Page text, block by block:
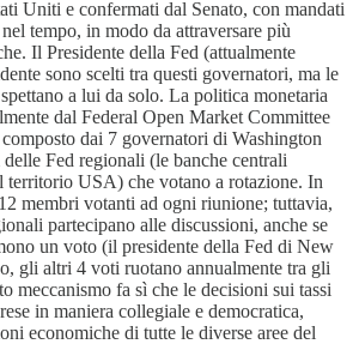
Uniti e confermati dal Senato, con mandati
tempo, in modo da attraversare più
Il Presidente della Fed (attualmente
sono scelti tra questi governatori, ma le
a lui da solo. La politica monetaria
dal Federal Open Market Committee
dai 7 governatori di Washington
Fed regionali (le banche centrali
territorio USA) che votano a rotazione. In
membri votanti ad ogni riunione; tuttavia,
partecipano alle discussioni, anche se
un voto (il presidente della Fed di New
gli altri 4 voti ruotano annualmente tra gli
meccanismo fa sì che le decisioni sui tassi
in maniera collegiale e democratica,
economiche di tutte le diverse aree del